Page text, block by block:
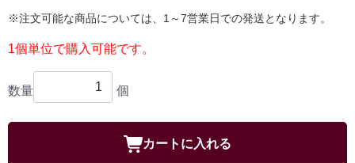
※注文可能な商品については、1～7営業日での発送となります。
1個単位で購入可能です。
数量 個
カートに入れる